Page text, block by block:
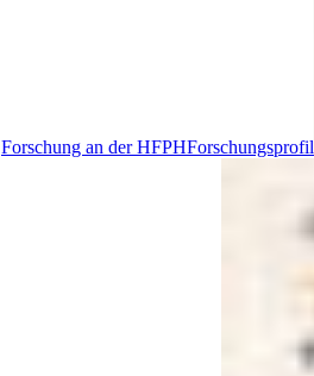
Forschung an der HFPHForschungsprofil